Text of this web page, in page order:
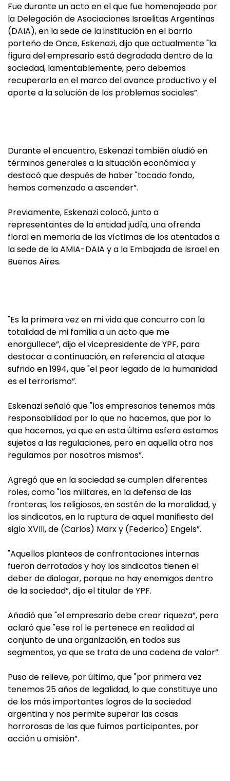
Fue durante un acto en el que fue homenajeado por
la Delegación de Asociaciones Israelitas Argentinas
(DAIA), en la sede de la institución en el barrio
porteño de Once, Eskenazi, dijo que actualmente "la
figura del empresario está degradada dentro de la
sociedad, lamentablemente, pero debemos
recuperarla en el marco del avance productivo y el
aporte a la solución de los problemas sociales”.
Durante el encuentro, Eskenazi también aludió en
términos generales a la situación económica y
destacó que después de haber "tocado fondo,
hemos comenzado a ascender”.
Previamente, Eskenazi colocó, junto a
representantes de la entidad judía, una ofrenda
floral en memoria de las víctimas de los atentados a
la sede de la AMIA-DAIA y a la Embajada de Israel en
Buenos Aires.
"Es la primera vez en mi vida que concurro con la
totalidad de mi familia a un acto que me
enorgullece”, dijo el vicepresidente de YPF, para
destacar a continuación, en referencia al ataque
sufrido en 1994, que "el peor legado de la humanidad
es el terrorismo”.
Eskenazi señaló que "los empresarios tenemos más
responsabilidad por lo que no hacemos, que por lo
que hacemos, ya que en esta última esfera estamos
sujetos a las regulaciones, pero en aquella otra nos
regulamos por nosotros mismos”.
Agregó que en la sociedad se cumplen diferentes
roles, como "los militares, en la defensa de las
fronteras; los religiosos, en sostén de la moralidad, y
los sindicatos, en la ruptura de aquel manifiesto del
siglo XVIII, de (Carlos) Marx y (Federico) Engels”.
"Aquellos planteos de confrontaciones internas
fueron derrotados y hoy los sindicatos tienen el
deber de dialogar, porque no hay enemigos dentro
de la sociedad”, dijo el titular de YPF.
Añadió que "el empresario debe crear riqueza”, pero
aclaró que "ese rol le pertenece en realidad al
conjunto de una organización, en todos sus
segmentos, ya que se trata de una cadena de valor”.
Puso de relieve, por último, que "por primera vez
tenemos 25 años de legalidad, lo que constituye uno
de los más importantes logros de la sociedad
argentina y nos permite superar las cosas
horrorosas de las que fuimos participantes, por
acción u omisión”.